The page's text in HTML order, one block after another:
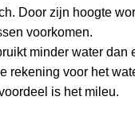
Door zijn hoogte
voorkomen.
minder water dan
rekening voor het
is het mileu.